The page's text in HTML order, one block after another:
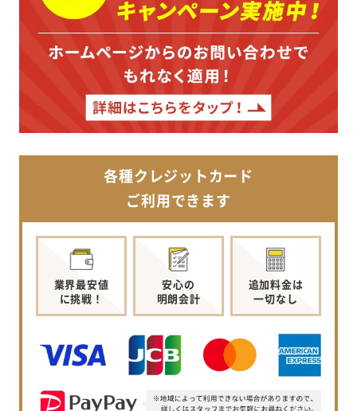
各種クレジットカード
ご利用できます
業界最安値
に挑戦！
安心の
明朗会計
追加料金は
一切なし